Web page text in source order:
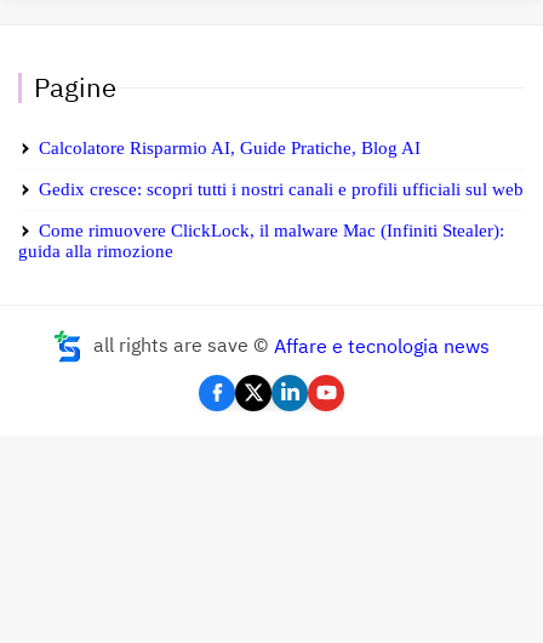
Pagine
Calcolatore Risparmio AI, Guide Pratiche, Blog AI
Gedix cresce: scopri tutti i nostri canali e profili ufficiali sul web
Come rimuovere ClickLock, il malware Mac (Infiniti Stealer):
guida alla rimozione
all rights are save © Affare e tecnologia news